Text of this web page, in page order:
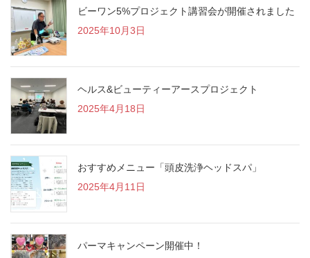
ビーワン5%プロジェクト講習会が開催されました
2025年10月3日
ヘルス&ビューティーアースプロジェクト
2025年4月18日
おすすめメニュー「頭皮洗浄ヘッドスパ」
2025年4月11日
パーマキャンペーン開催中！